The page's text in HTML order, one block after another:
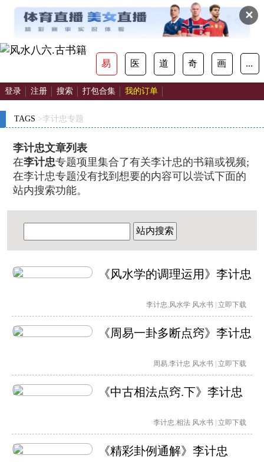
✕
易 医 道 奇 画 ...
登录 注册 搜索 打包合集 我的订单
TAGS >李计忠专题
李计忠文章列表
在李计忠专题项里集合了有关李计忠的书籍或视频;
在李计忠专题没有找到想要的内容可以尝试下面的
站内搜索功能。
站内搜索
《风水学的调理运用》李计忠
李计忠,风水学 风水书 立即下载
《周易一卦多断点窍》李计忠
周易,李计忠 风水书 立即下载
《中古相法点窍.下》李计忠
李计忠,相法 风水书 立即下载
《精彩卦例通解》李计忠